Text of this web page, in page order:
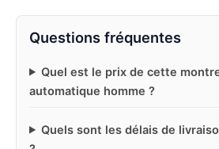
Questions fréquentes
Quel est le prix de cette
automatique homme ?
Quels sont les délais de